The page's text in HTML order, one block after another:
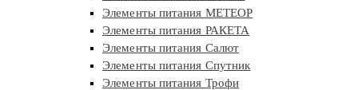
Элементы питания МЕТЕОР
Элементы питания РАКЕТА
Элементы питания Салют
Элементы питания Спутник
Элементы питания Трофи